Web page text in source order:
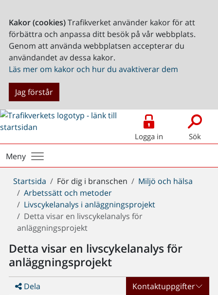
Kakor (cookies)Trafikverket använder kakor för att
förbättra och anpassa ditt besök på vår webbplats.
Genom att använda webbplatsen accepterar du
användandet av dessa kakor.
Läs mer om kakor och hur du avaktiverar dem
Jag förstår
Logga in Sök
Meny
Du
är
här:
Startsida För dig i branschen
Miljö och hälsa
Arbetssätt och metoder
Livscykelanalys i anläggningsprojekt
Detta visar en livscykelanalys för
anläggningsprojekt
Detta visar en livscykelanalys för
anläggningsprojekt
Dela Kontaktuppgifter